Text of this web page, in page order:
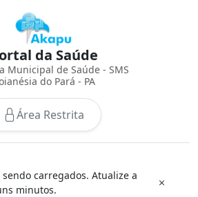
da Saúde
Municipal de Saúde - SMS
do Pará - PA
Área Restrita
sendo carregados. Atualize a
minutos.